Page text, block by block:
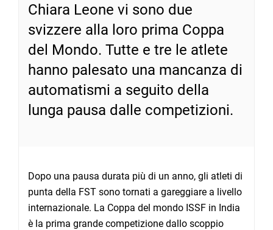
Chiara Leone vi sono due
svizzere alla loro prima Coppa
del Mondo. Tutte e tre le atlete
hanno palesato una mancanza di
automatismi a seguito della
lunga pausa dalle competizioni.
Dopo una pausa durata più di un anno, gli atleti di
punta della FST sono tornati a gareggiare a livello
internazionale. La Coppa del mondo ISSF in India
è la prima grande competizione dallo scoppio